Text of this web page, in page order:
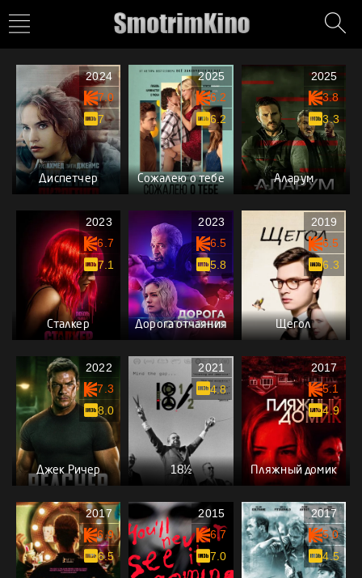
Диспетчер
2024
7.0
7
Сожалею о тебе
2025
6.2
6.2
Аларум
2025
3.8
3.3
Сталкер
2023
6.7
7.1
Дорога отчаяния
2023
6.5
5.8
Щегол
2019
6.5
6.3
Джек Ричер
2022
7.3
8.0
18½
2021
4.8
Пляжный домик
2017
5.1
4.9
2017
6.9
6.5
2015
6.7
7.0
2017
5.0
4.5